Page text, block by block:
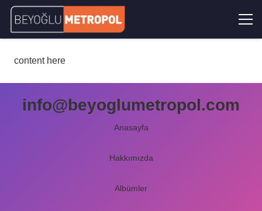
content here
info@beyoglumetropol.com
Anasayfa
Hakkımızda
Albümler